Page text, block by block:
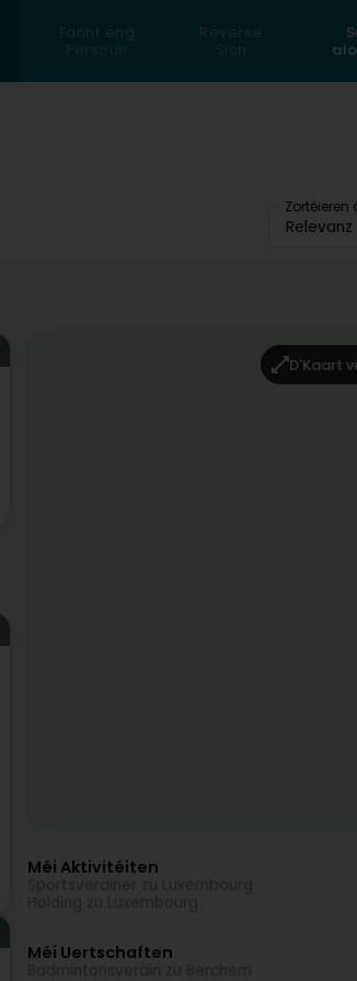
Fannt eng
Persoun
Reverse
Sich
Zortéieren
Relevanz
D'Kaart
Méi Aktivitéiten
Méi Uertschaften